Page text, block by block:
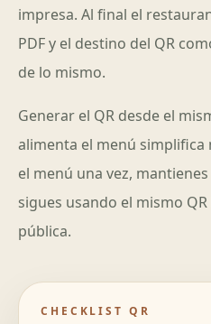
impresa. Al final el
PDF y el destino del QR
de lo mismo.
Generar el QR desde el
alimenta el menú simplifica
el menú una vez,
sigues usando el mismo
pública.
CHECKLIST QR